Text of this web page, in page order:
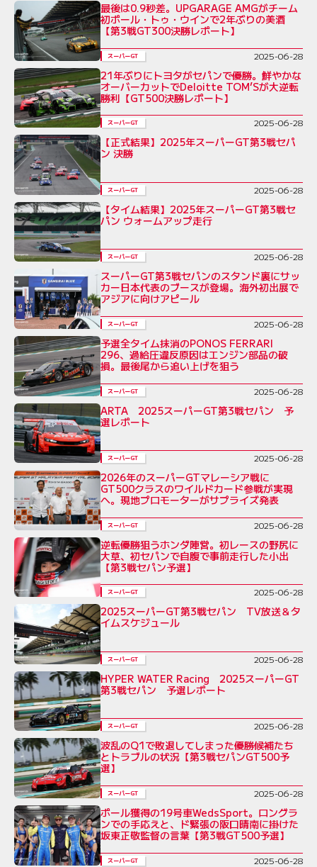
最後は0.9秒差。UPGARAGE AMGがチーム
初ポール・トゥ・ウインで2年ぶりの美酒
【第3戦GT300決勝レポート】
スーパーGT 2025-06-28
21年ぶりにトヨタがセパンで優勝。鮮やかな
オーバーカットでDeloitte TOM’Sが大逆転
勝利【GT500決勝レポート】
スーパーGT 2025-06-28
【正式結果】2025年スーパーGT第3戦セパ
ン 決勝
スーパーGT 2025-06-28
【タイム結果】2025年スーパーGT第3戦セ
パン ウォームアップ走行
スーパーGT 2025-06-28
スーパーGT第3戦セパンのスタンド裏にサッ
カー日本代表のブースが登場。海外初出展で
アジアに向けアピール
スーパーGT 2025-06-28
予選全タイム抹消のPONOS FERRARI
296、過給圧違反原因はエンジン部品の破
損。最後尾から追い上げを狙う
スーパーGT 2025-06-28
ARTA 2025スーパーGT第3戦セパン 予
選レポート
スーパーGT 2025-06-28
2026年のスーパーGTマレーシア戦に
GT500クラスのワイルドカード参戦が実現
へ。現地プロモーターがサプライズ発表
スーパーGT 2025-06-28
逆転優勝狙うホンダ陣営。初レースの野尻に
大草、初セパンで自腹で事前走行した小出
【第3戦セパン予選】
スーパーGT 2025-06-28
2025スーパーGT第3戦セパン TV放送＆タ
イムスケジュール
スーパーGT 2025-06-28
HYPER WATER Racing 2025スーパーGT
第3戦セパン 予選レポート
スーパーGT 2025-06-28
波乱のQ1で敗退してしまった優勝候補たち
とトラブルの状況【第3戦セパンGT500予
選】
スーパーGT 2025-06-28
ポール獲得の19号車WedsSport。ロングラ
ンでの手応えと、ド緊張の阪口晴南に掛けた
坂東正敬監督の言葉【第3戦GT500予選】
スーパーGT 2025-06-28